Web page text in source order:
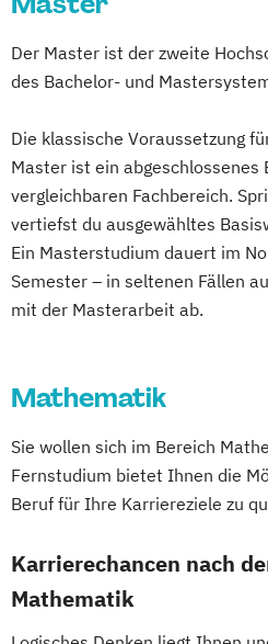
Politikwissenschaft
Projektmanagement
Recht für
Patentanwälte
Soziologie - Zugänge zur
Gegenwartsgesellschaft
Sportrecht
Umweltwissenschaften
Wirtschaftsprivatrecht
Personalentwicklung
Psychologie kindlicher
Quantum Technologies
Schulmanagement
Software Engineering for
Systems
Sport- und
Systemische Beratung
Rechtswissenschaften
Nawi-Tec für
medienkulturellen
Philosophie -
Kontext
Politikwissenschaft –
Partizipation
Politikwissenschaft
Soziologie - Zugänge zur
Volkswirtschaft
Wirtschaftswissenschaft
innen und
Der Master ist der zweite
des Bachelor- und
Die klassische Voraussetzung
Master ist ein
vergleichbaren Fachbereich.
vertiefst du ausgewähltes
Ein Masterstudium dauert im
Semester – in seltenen Fällen
mit der Masterarbeit ab.
Mathematik
Sie wollen sich im Bereich
Fernstudium bietet Ihnen die
Beruf für Ihre Karriereziele zu
Karrierechancen nach
Mathematik